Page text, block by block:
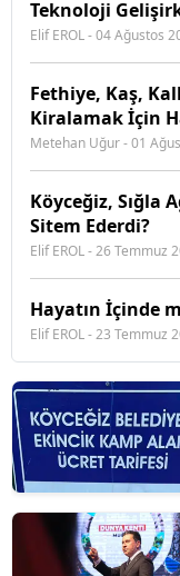
Teknoloji
Elif EROL - 04 Ağustos
Fethiye, Kaş,
Kiralamak İçin
Metehan Uğur - 01
Köyceğiz, Sığla
Sitem Ederdi?
Elif EROL - 26 Temmuz
Hayatın İçinde
Elif EROL - 23 Temmuz